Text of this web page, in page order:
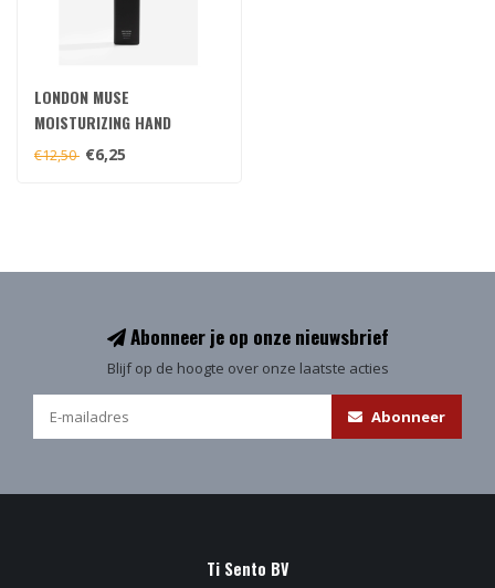
LONDON MUSE
MOISTURIZING HAND
LOTION
€12,50 €6,25
Abonneer je op onze nieuwsbrief
Blijf op de hoogte over onze laatste acties
Abonneer
Ti Sento BV